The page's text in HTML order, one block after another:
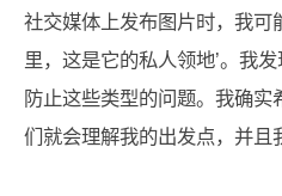
社交媒体上发布图片时，我可
里，这是它的私人领地’。我
防止这些类型的问题。我确实
们就会理解我的出发点，并且